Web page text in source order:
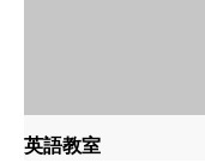
英語教室